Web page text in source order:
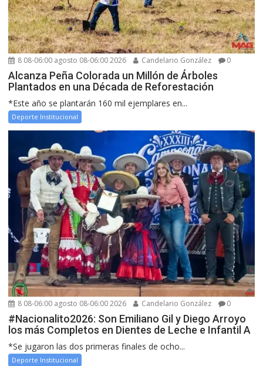
8 08-06:00 agosto 08-06:00 2026 Candelario González 0
Alcanza Peña Colorada un Millón de Árboles
Plantados en una Década de Reforestación
*Este año se plantarán 160 mil ejemplares en...
Deporte Institucional
8 08-06:00 agosto 08-06:00 2026 Candelario González 0
#Nacionalito2026: Son Emiliano Gil y Diego Arroyo
los más Completos en Dientes de Leche e Infantil A
*Se jugaron las dos primeras finales de ocho...
Deporte Institucional